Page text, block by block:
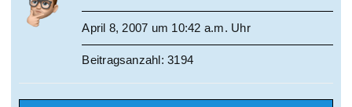
April 8, 2007 um 10:42 a.m. Uhr
Beitragsanzahl: 3194